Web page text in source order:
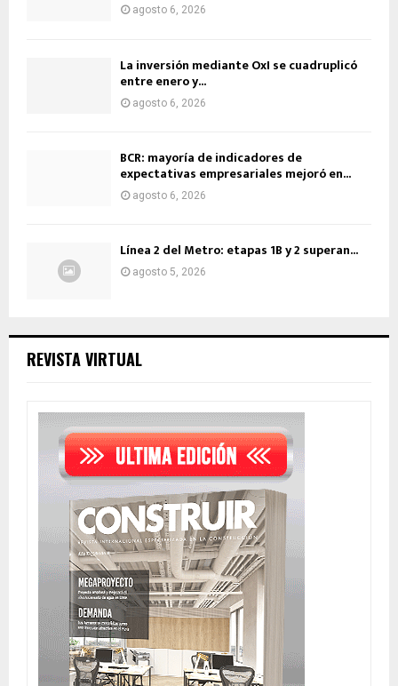
agosto 6, 2026
La inversión mediante OxI se cuadruplicó
entre enero y...
agosto 6, 2026
BCR: mayoría de indicadores de
expectativas empresariales mejoró en...
agosto 6, 2026
Línea 2 del Metro: etapas 1B y 2 superan...
agosto 5, 2026
REVISTA VIRTUAL